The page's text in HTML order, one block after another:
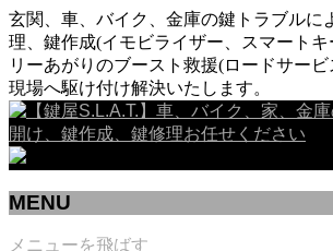
玄関、車、バイク、金庫の鍵トラブルに
理、鍵作成(イモビライザー、スマート
リーあがりのブースト救援(ロードサー
現場へ駆け付け解決いたします。
MENU
メニューを飛ばす